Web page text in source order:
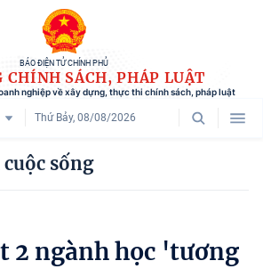
BÁO ĐIỆN TỬ CHÍNH PHỦ
CHÍNH SÁCH, PHÁP LUẬT
nghiệp về xây dựng, thực thi chính sách, pháp luật
Thứ Bảy, 08/08/2026
cuộc sống
2 ngành học 'tương